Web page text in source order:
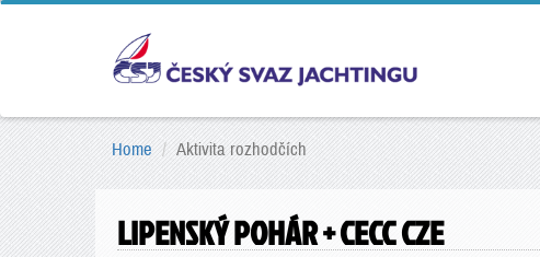
Home Aktivita rozhodčích
LIPENSKÝ POHÁR + CECC CZE